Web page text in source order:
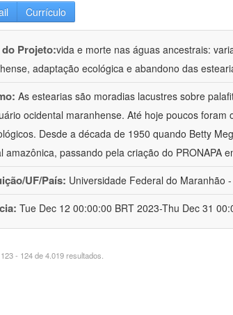
Currículo
Projeto:vida e morte nas águas ancestrais:
adaptação ecológica e abandono das
As estearias são moradias lacustres sobre
ocidental maranhense. Até hoje poucos
Desde a década de 1950 quando Betty
amazônica, passando pela criação do PRONAPA
UF/País: Universidade Federal do Maranhão
Tue Dec 12 00:00:00 BRT 2023-Thu Dec 31
- 124 de 4.019 resultados.